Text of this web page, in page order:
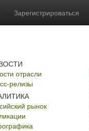
Зарегистрироваться
отрасли
релизы
рынок